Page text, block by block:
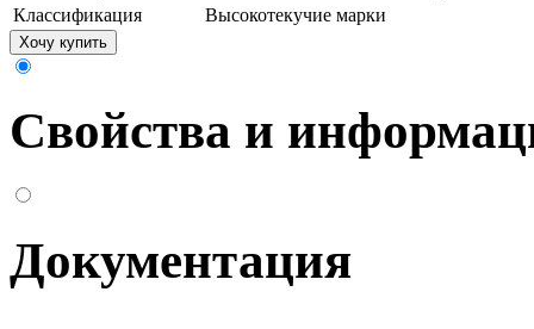
Классификация
Высокотекучие марки
Хочу купить
Свойства и
Документация